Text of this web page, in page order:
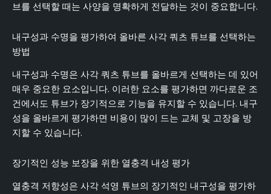
브를 선택할 때는 사양을 명확하게 전달하는 것이 중요합니다.
내구성과 수명을 평가하여 올바른 사각 쿼츠 튜브를 선택하는
방법
내구성과 수명은 사각 쿼츠 튜브를 올바르게 선택하는 데 있어
매우 중요한 요소입니다. 이러한 요소를 평가하면 까다로운 조
건에서도 튜브가 장기적으로 기능을 유지할 수 있습니다. 내구
성을 올바르게 평가하면 비용이 많이 드는 교체 및 고장을 방
지할 수 있습니다.
장기적인 성능 보장을 위한 열충격 내성 평가
열충격 저항성은 사각 석영 튜브의 장기적인 내구성을 평가하